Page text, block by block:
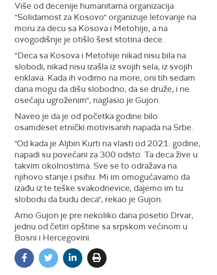
Više od decenije humanitarna organizacija
"Solidarnost za Kosovo" organizuje letovanje na
moru za decu sa Kosova i Metohije, a na
ovogodišnje je otišlo šest stotina dece.
"Deca sa Kosova i Metohije nikad nisu bila na
slobodi, nikad nisu izašla iz svojih sela, iz svojih
enklava. Kada ih vodimo na more, oni tih sedam
dana mogu da dišu slobodno, da se druže, i ne
osećaju ugroženim", naglasio je Gujon.
Naveo je da je od početka godine bilo
osamdeset etnički motivisanih napada na Srbe.
"Od kada je Aljbin Kurti na vlasti od 2021. godine,
napadi su povećani za 300 odsto. Ta deca žive u
takvim okolnostima. Sve se to odražava na
njihovo stanje i psihu. Mi im omogućavamo da
izađu iz te teške svakodnevice, dajemo im tu
slobodu da budu deca", rekao je Gujon.
Arno Gujon je pre nekoliko dana posetio Drvar,
jednu od četiri opštine sa srpskom većinom u
Bosni i Hercegovini.